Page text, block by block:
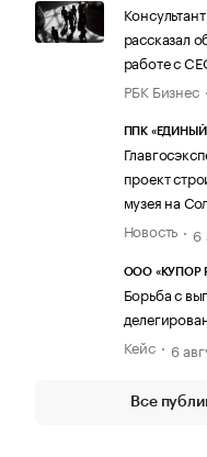
рассказал
работе с
РБК Бизнес
ППК
проект
музея на
Новость
6
ООО «КУПОР
Борьба с
Кейс
6
Все